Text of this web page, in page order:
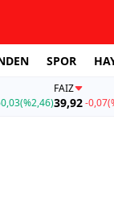
SPOR
(%2,46)
FAİZ
39,92-0,07